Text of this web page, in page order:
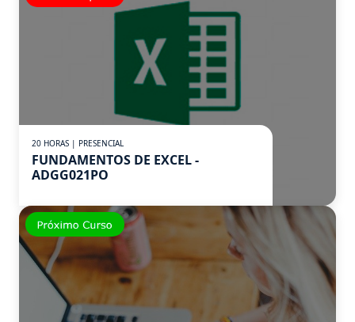
20 HORAS | PRESENCIAL
FUNDAMENTOS DE EXCEL -
ADGG021PO